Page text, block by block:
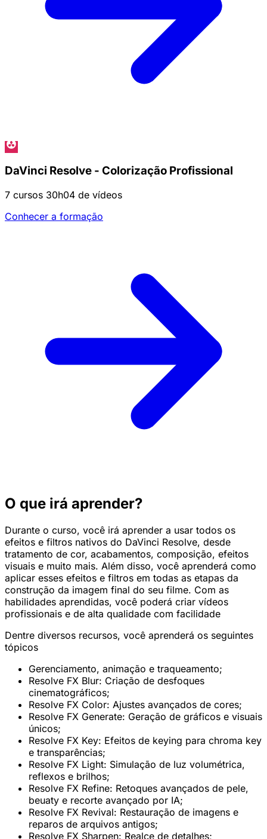
DaVinci Resolve - Colorização Profissional
7 cursos 30h04 de vídeos
Conhecer a formação
O que irá aprender?
Durante o curso, você irá aprender a usar todos os
efeitos e filtros nativos do DaVinci Resolve, desde
tratamento de cor, acabamentos, composição, efeitos
visuais e muito mais. Além disso, você aprenderá como
aplicar esses efeitos e filtros em todas as etapas da
construção da imagem final do seu filme. Com as
habilidades aprendidas, você poderá criar vídeos
profissionais e de alta qualidade com facilidade
Dentre diversos recursos, você aprenderá os seguintes
tópicos
Gerenciamento, animação e traqueamento;
Resolve FX Blur: Criação de desfoques
cinematográficos;
Resolve FX Color: Ajustes avançados de cores;
Resolve FX Generate: Geração de gráficos e visuais
únicos;
Resolve FX Key: Efeitos de keying para chroma key
e transparências;
Resolve FX Light: Simulação de luz volumétrica,
reflexos e brilhos;
Resolve FX Refine: Retoques avançados de pele,
beuaty e recorte avançado por IA;
Resolve FX Revival: Restauração de imagens e
reparos de arquivos antigos;
Resolve FX Sharpen: Realce de detalhes;